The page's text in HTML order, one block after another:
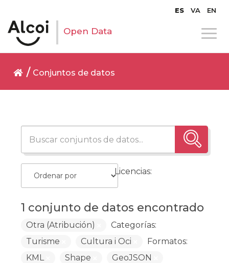
ES VA EN
Open Data
Conjuntos de datos
1 conjunto de datos encontrado
Licencias:
Otra (Atribución)
Categorías:
Turisme
Cultura i Oci
Formatos:
KML
Shape
GeoJSON